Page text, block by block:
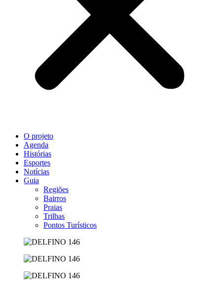
O projeto
Agenda
Histórias
Esportes
Notícias
Guia
Regiões
Bairros
Praias
Trilhas
Pontos Turísticos